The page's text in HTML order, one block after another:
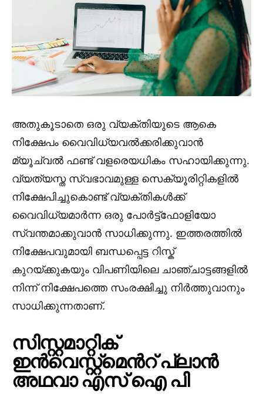
അതുകൂടാതെ ഒരു വ്യക്തിയുടെ ആകെ
നിക്ഷേപം വൈവിധ്യവൽക്കരിക്കുവാൻ
മ്യൂച്വൽ ഫണ്ട് വളരെയധികം സഹായിക്കുന്നു.
വ്യത്യസ്ത സ്വഭാവമുള്ള സെക്യൂരിറ്റികളിൽ
നിക്ഷേപിച്ചുകൊണ്ട് വ്യക്തികൾക്ക്
വൈവിധ്യമാർന്ന ഒരു പോർട്ട്ഫോളിയോ
സ്വന്തമാക്കുവാൻ സാധിക്കുന്നു. ഇത്തരത്തിൽ
നിക്ഷേപവുമായി ബന്ധപ്പെട്ട റിസ്ക്
കുറയ്ക്കുകയും വിപണിയിലെ ചാഞ്ചാട്ടങ്ങളിൽ
നിന്ന് നിക്ഷേപത്തെ സംരക്ഷിച്ചു നിർത്തുവാനും
സാധിക്കുന്നതാണ്.
സിസ്റ്റമാറ്റിക്
ഇൻവെസ്റ്റ്മെൻറ് പ്ലാൻ
അഥവാ എസ് ഐ പി